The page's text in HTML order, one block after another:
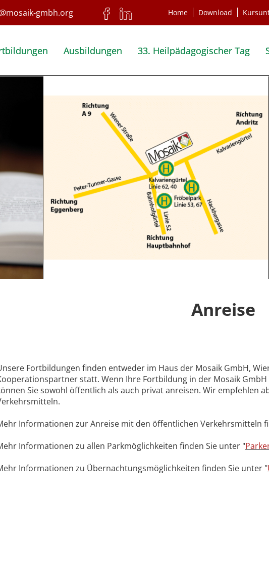
Home Download
Ausbildungen 33. Heilpädagogischer Tag
Anreise
Fortbildungen finden entweder im Haus der Mosaik GmbH,
statt. Wenn Ihre Fortbildung in der Mosaik
Sie sowohl öffentlich als auch privat anreisen. Wir empfehlen
Informationen zur Anreise mit den öffentlichen Verkehrsmitteln
Informationen zu allen Parkmöglichkeiten finden Sie unter "
Informationen zu Übernachtungsmöglichkeiten finden Sie unter "